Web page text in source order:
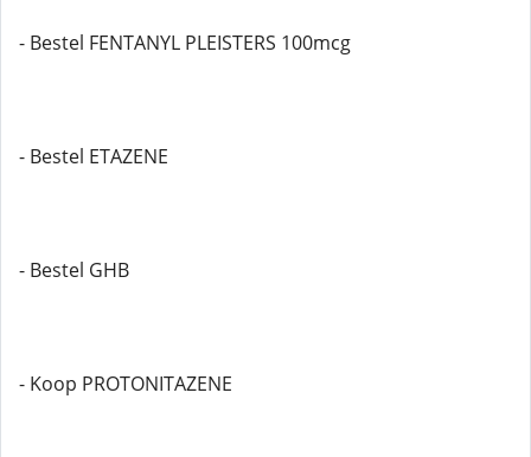
- Bestel FENTANYL PLEISTERS 100mcg
- Bestel ETAZENE
- Bestel GHB
- Koop PROTONITAZENE